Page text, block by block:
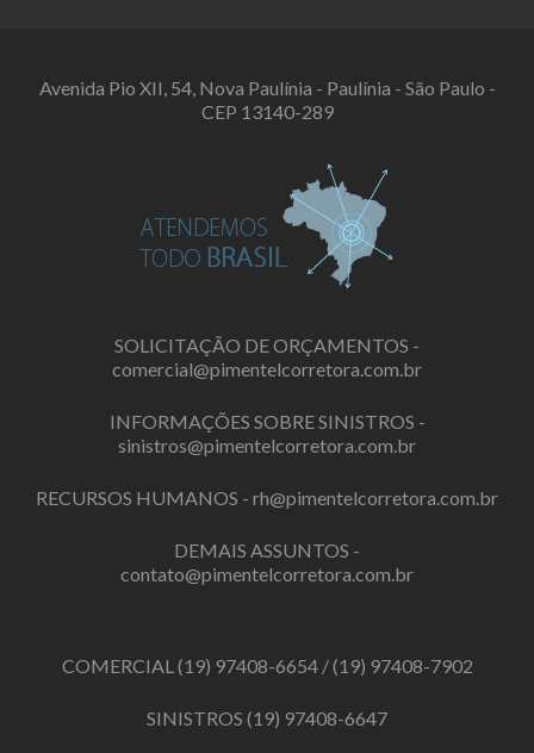
Avenida Pio XII, 54, Nova Paulínia - Paulínia - São Paulo -
CEP 13140-289
SOLICITAÇÃO DE ORÇAMENTOS -
comercial@pimentelcorretora.com.br
INFORMAÇÕES SOBRE SINISTROS -
sinistros@pimentelcorretora.com.br
RECURSOS HUMANOS - rh@pimentelcorretora.com.br
DEMAIS ASSUNTOS -
contato@pimentelcorretora.com.br
COMERCIAL(19) 97408-6654/(19) 97408-7902
SINISTROS (19) 97408-6647